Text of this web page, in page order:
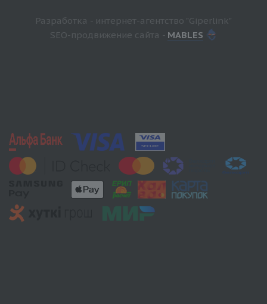
Разработка - интернет-агентство "Giperlink"
SEO-продвижение сайта - MABLES